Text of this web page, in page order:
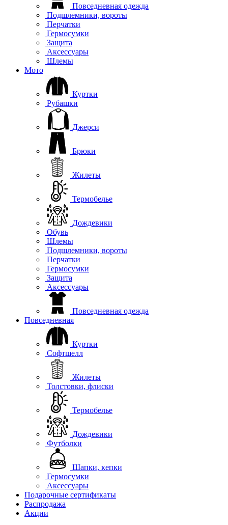
Повседневная одежда
Подшлемники, вороты
Перчатки
Гермосумки
Защита
Аксессуары
Шлемы
Мото
Куртки
Рубашки
Джерси
Брюки
Жилеты
Термобелье
Дождевики
Обувь
Шлемы
Подшлемники, вороты
Перчатки
Гермосумки
Защита
Аксессуары
Повседневная одежда
Повседневная
Куртки
Софтшелл
Жилеты
Толстовки, флиски
Термобелье
Дождевики
Футболки
Шапки, кепки
Гермосумки
Аксессуары
Подарочные сертификаты
Распродажа
Акции